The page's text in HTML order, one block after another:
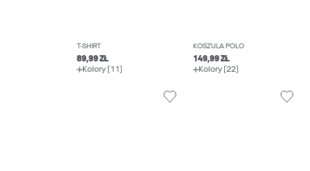
T-SHIRT
89,99 ZŁ
Kolory (11)
KOSZULA POLO
149,99 ZŁ
Kolory (22)